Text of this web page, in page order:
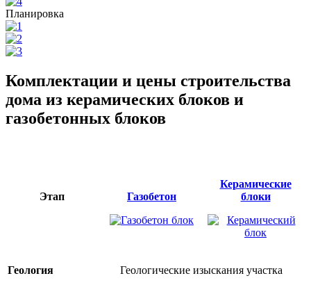
Планировка
Комплектации и цены строительства
дома из керамических блоков и
газобетонных блоков
Этап Газобетон
Керамические
блоки
Геология Геологические изыскания участка